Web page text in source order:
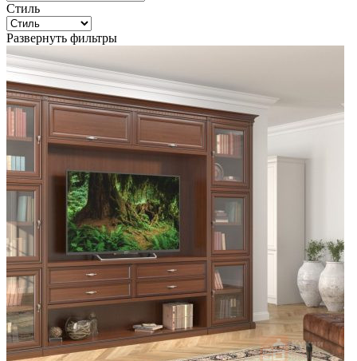
Стиль
Развернуть фильтры